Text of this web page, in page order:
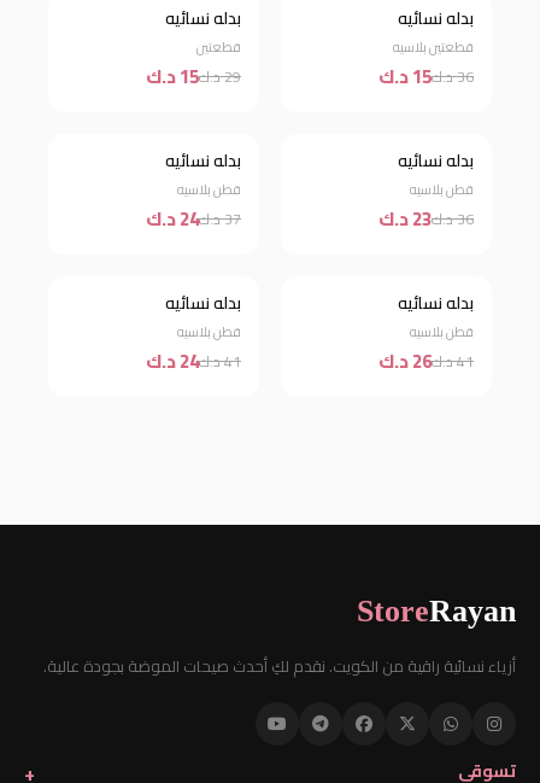
خصم 58%
بدله نسائيه
قطعتين بلاسيه
36 د.ك 15 د.ك
خصم 48%
بدله نسائيه
قطعتين
29 د.ك 15 د.ك
خصم 36%
بدله نسائيه
قطن بلاسيه
36 د.ك 23 د.ك
خصم 35%
بدله نسائيه
قطن بلاسيه
37 د.ك 24 د.ك
خصم 37%
بدله نسائيه
قطن بلاسيه
41 د.ك 26 د.ك
خصم 41%
بدله نسائيه
قطن بلاسيه
41 د.ك 24 د.ك
Rayan
Store
أزياء نسائية راقية من الكويت. نقدم لكِ أحدث صيحات الموضة بجودة عالية.
تسوقي